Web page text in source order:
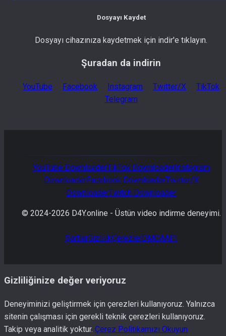
Dosyayı Kaydet
Dosyayı cihazınıza kaydetmek için indir'e tıklayın.
Şuradan da indirin
YouTube Facebook Instagram Twitter/X
TikTok
Telegram
YouTube DownloaderTikTok DownloaderInstagram
DownloaderFacebook DownloaderTwitter/X
DownloaderTwitch Downloader
© 2024-2026 D4Y.online - Üstün video indirme deneyimi.
ŞartlarGizlilikÇerezlerDMCAAPI
Gizliliğinize değer veriyoruz
Deneyiminizi geliştirmek için çerezleri kullanıyoruz. Yalnızca
sitenin çalışması için gerekli teknik çerezleri kullanıyoruz.
Takip veya analitik yoktur. Çerez Politikamızı Okuyun